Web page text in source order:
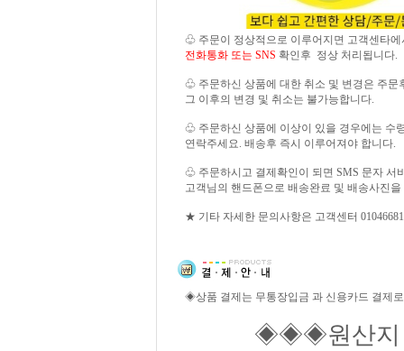
♧ 주문이 정상적으로 이루어지면 고객센타
전화통화 또는 SNS 확인후 정상 처리됩니다.
♧ 주문하신 상품에 대한 취소 및 변경은 주문
그 이후의 변경 및 취소는 불가능합니다.
♧ 주문하신 상품에 이상이 있을 경우에는 수
연락주세요. 배송후 즉시 이루어져야 합니다.
♧ 주문하시고 결제확인이 되면 SMS 문자 서
고객님의 핸드폰으로 배송완료 및 배송사진
★ 기타 자세한 문의사항은 고객센터
◈상품 결제는 무통장입금 과 신용카드 결제
◈◈◈원산지